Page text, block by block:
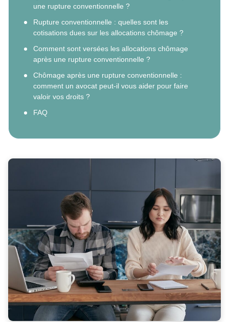
une rupture conventionnelle ?
Rupture conventionnelle : quelles sont les
cotisations dues sur les allocations chômage ?
Comment sont versées les allocations chômage
après une rupture conventionnelle ?
Chômage après une rupture conventionnelle :
comment un avocat peut-il vous aider pour faire
valoir vos droits ?
FAQ